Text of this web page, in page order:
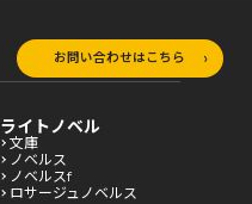
お問い合わせはこちら
ライトノベル
文庫
ノベルス
ノベルスf
ロサージュノベルス